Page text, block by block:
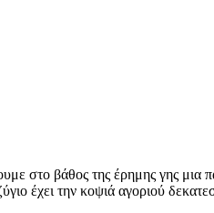
στο βάθος της έρημης γης
έχει την κοψιά αγοριού